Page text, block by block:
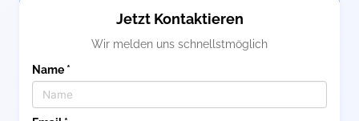
Jetzt Kontaktieren
Wir melden uns schnellstmöglich
Name *